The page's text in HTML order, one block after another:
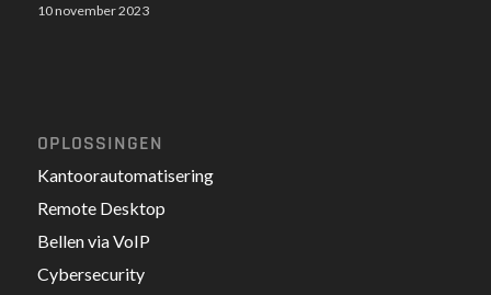
10 november 2023
OPLOSSINGEN
Kantoorautomatisering
Remote Desktop
Bellen via VoIP
Cybersecurity